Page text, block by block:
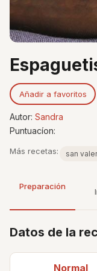
Añadir a favoritos
Autor: Sandra
Puntuacíon:
Más recetas: san
Preparación
Datos de la
Normal